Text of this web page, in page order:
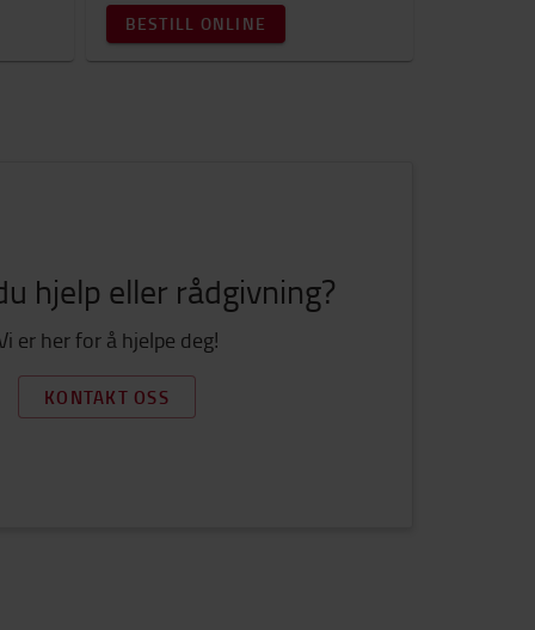
BESTILL ONLINE
hjelp eller rådgivning?
er her for å hjelpe deg!
KONTAKT OSS